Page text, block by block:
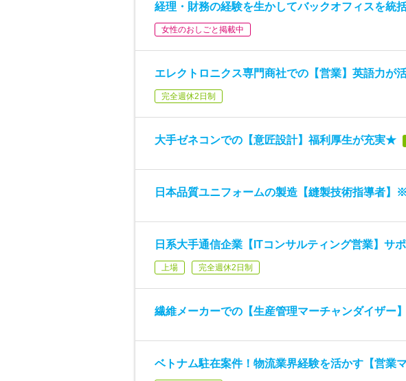
経理・財務の経験を生かしてバックオフィスを統
女性のおしごと掲載中
エレクトロニクス専門商社での【営業】英語力が
完全週休2日制
大手ゼネコンでの【意匠設計】福利厚生が充実★
日本品質ユニフォームの製造【縫製技術指導者】
日系大手通信企業【ITコンサルティング営業】サ
上場 完全週休2日制
繊維メーカーでの【生産管理マーチャンダイザー
ベトナム駐在案件！物流業界経験を活かす【営業